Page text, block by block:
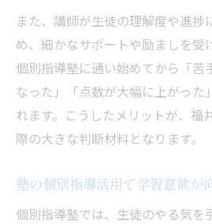
また、講師が生徒の理解度や進捗
め、細かなサポートや励ましを受
個別指導塾に通い始めてから「苦
なった」「点数が大幅に上がった
れます。こうしたメリットが、福
際の大きな判断材料となります。
塾の個別指導活用で学習意欲が
個別指導塾では、生徒のやる気を